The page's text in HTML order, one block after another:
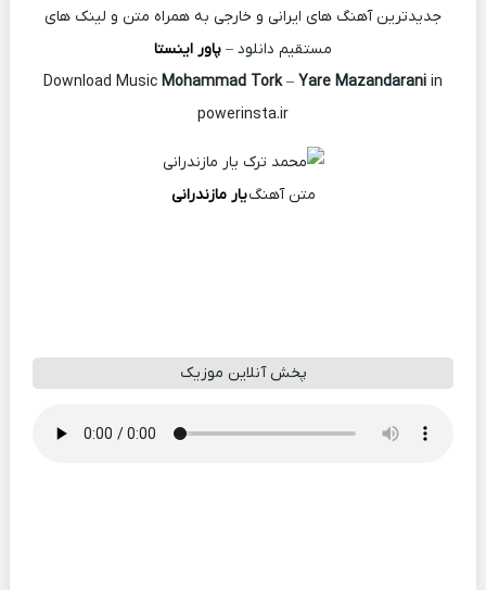
جدیدترین آهنگ های ایرانی و خارجی به همراه متن و لینک های
مستقیم دانلود – پاور اینستا
Mohammad Tork– Yare Mazandarani in
powerinsta.ir
متن آهنگیار مازندرانی
پخش آنلاین موزیک